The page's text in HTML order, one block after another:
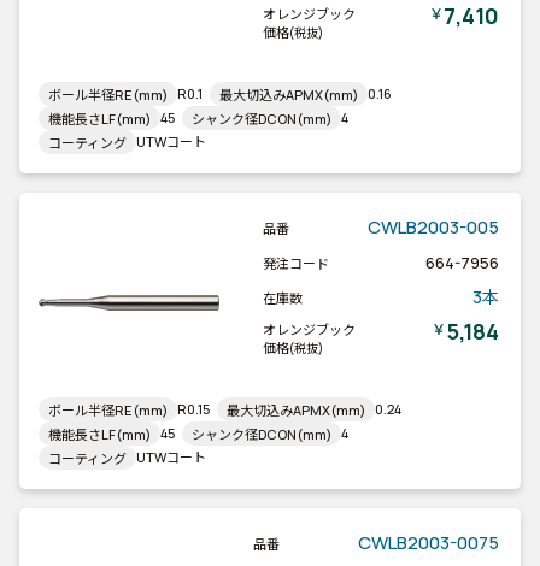
オレンジブック
価格(税抜)
￥7,410
ボール半径RE(mm) R0.1 最大切込みAPMX(mm) 0.16
機能長さLF(mm) 45 シャンク径DCON(mm) 4
コーティング UTWコート
品番 CWLB2003-005
発注コード 664-7956
在庫数 3本
オレンジブック
価格(税抜)
￥5,184
ボール半径RE(mm) R0.15 最大切込みAPMX(mm) 0.24
機能長さLF(mm) 45 シャンク径DCON(mm) 4
コーティング UTWコート
品番 CWLB2003-0075